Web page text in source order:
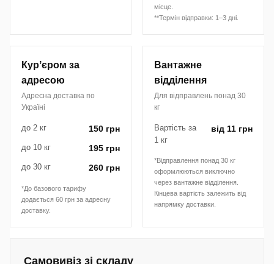
місце.
**Термін відправки: 1–3 дні.
Курʼєром за
адресою
Адресна доставка по
Україні
до 2 кг 150 грн
до 10 кг 195 грн
до 30 кг 260 грн
*До базового тарифу
додається 60 грн за адресну
доставку.
Вантажне
відділення
Для відправлень понад 30
кг
Вартість за
1 кг
від 11 грн
*Відправлення понад 30 кг
оформлюються виключно
через вантажне відділення.
Кінцева вартість залежить від
напрямку доставки.
Самовивіз зі складу